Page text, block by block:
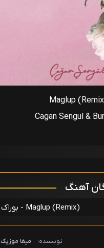
Cagan Sengul &
آهنگ
بوراک بدیرلی - Maglup (Remix)
نویسنده: میفا موزیک